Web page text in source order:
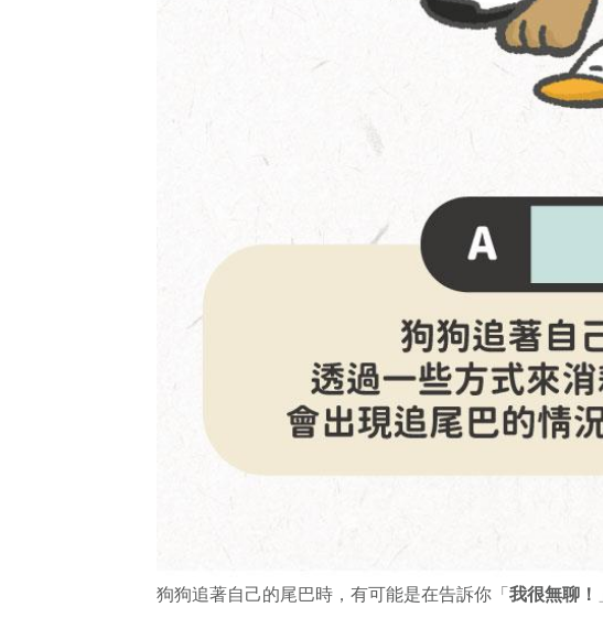
狗狗追著自己的尾巴時，有可能是在告訴你「 我很無聊！